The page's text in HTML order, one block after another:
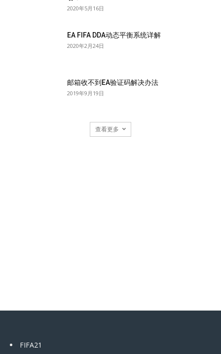
2020年5月16日
EA FIFA DDA动态平衡系统详解
2020年2月24日
邮箱收不到EA验证码解决办法
2019年9月19日
查看更多
FIFA21